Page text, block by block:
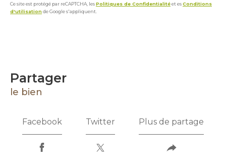
Ce site est protégé par reCAPTCHA, lesPolitiques de Confidentialitéet esConditions
d'utilisationde Google s'appliquent.
partager
le bien
Facebook Twitter Plus de partage